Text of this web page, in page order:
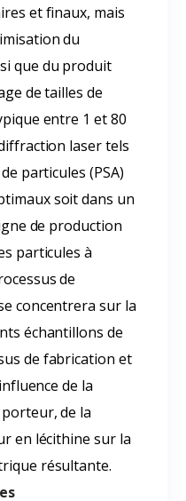
et finaux, mais
du
que du produit
de tailles de
entre 1 et 80
laser tels
particules (PSA)
soit dans un
de production
particules à
de
concentrera sur la
échantillons de
de fabrication et
de la
de la
en lécithine sur la
résultante.